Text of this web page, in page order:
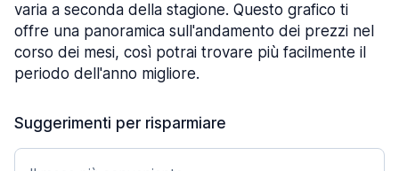
varia a seconda della stagione. Questo grafico ti
offre una panoramica sull'andamento dei prezzi nel
corso dei mesi, così potrai trovare più facilmente il
periodo dell'anno migliore.
Suggerimenti per risparmiare